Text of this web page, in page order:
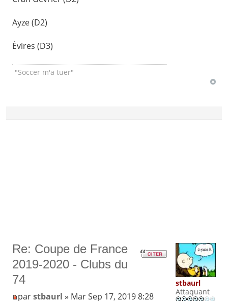
Ayze (D2)
Évires (D3)
"Soccer m'a tuer"
Re: Coupe de France
2019-2020 - Clubs du
74
parstbaurl » Mar Sep 17, 2019 8:28
stbaurl
Attaquant